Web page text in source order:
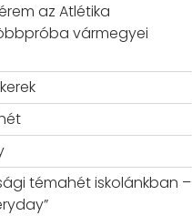
az Atlétika
vármegyei
témahét iskolánkban –